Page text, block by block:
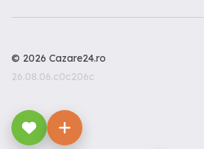
© 2026 Cazare24.ro
26.08.06.c0c206c